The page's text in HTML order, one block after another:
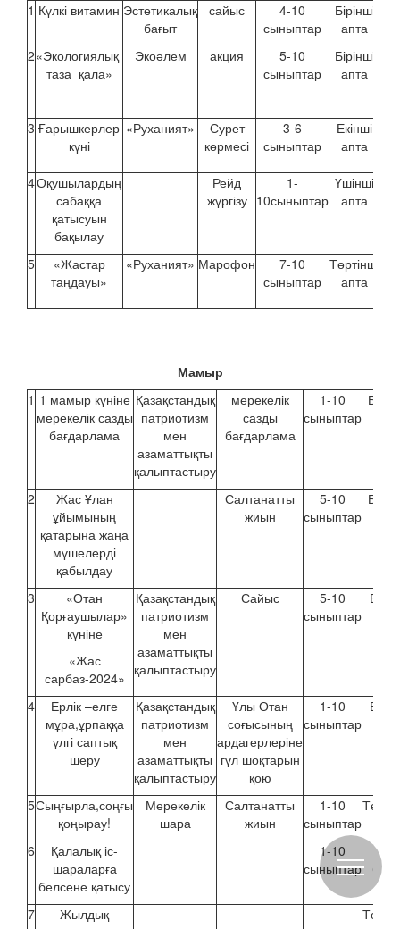
1 Күлкі витамин Эстетикалық
бағыт
сайыс
4-10
сыныптар
Бірінші
апта
2«Экологиялық
таза қала»
Экоәлем акция
5-10
сыныптар
Бірінші
апта
3 Ғарышкерлер
күні
«Руханият»
Сурет
көрмесі
3-6
сыныптар
Екінші
апта
4Оқушылардың
сабаққа
қатысуын
бақылау
Рейд
жүргізу
1-
10сыныптар
Үшінші
апта
5
«Жастар
таңдауы»
«Руханият» Марофон
7-10
сыныптар
Төртінші
апта
Мамыр
1 1 мамыр күніне
мерекелік сазды
бағдарлама
Қазақстандық
патриотизм
мен
азаматтықты
қалыптастыру
мерекелік
сазды
бағдарлама
1-10
сыныптар
2
Жас Ұлан
ұйымының
қатарына жаңа
мүшелерді
қабылдау
Салтанатты
жиын
5-10
сыныптар
3
«Отан
Қорғаушылар»
күніне
«Жас
сарбаз-2024»
Қазақстандық
патриотизм
мен
азаматтықты
қалыптастыру
Сайыс
5-10
сыныптар
4
Ерлік –елге
мұра,ұрпаққа
үлгі саптық
шеру
Қазақстандық
патриотизм
мен
азаматтықты
қалыптастыру
Ұлы Отан
соғысының
ардагерлеріне
гүл шоқтарын
қою
1-10
сыныптар
5Сыңғырла,соңғы
қоңырау!
Мерекелік
шара
Салтанатты
жиын
1-10
сыныптар
6
Қалалық іс-
шараларға
белсене қатысу
1-10
сыныптар
7
Жылдық